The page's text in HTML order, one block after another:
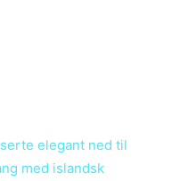
elegant ned til
med islandsk